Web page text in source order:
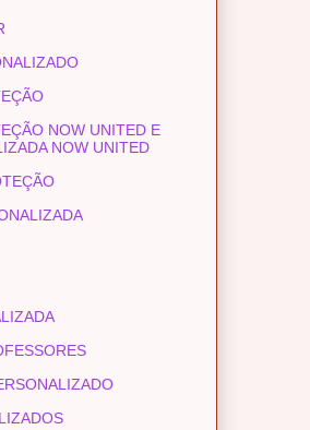
NOW UNITED E
NOW UNITED